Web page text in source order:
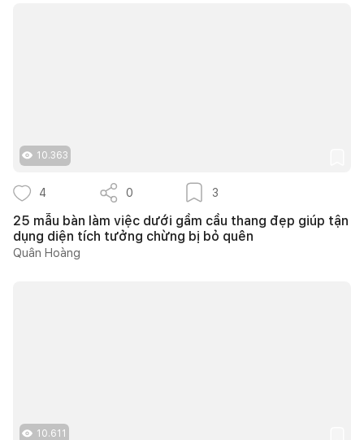
10.363
4 0 3
25 mẫu bàn làm việc dưới gầm cầu thang đẹp giúp tận
dụng diện tích tưởng chừng bị bỏ quên
Quân Hoàng
10.611